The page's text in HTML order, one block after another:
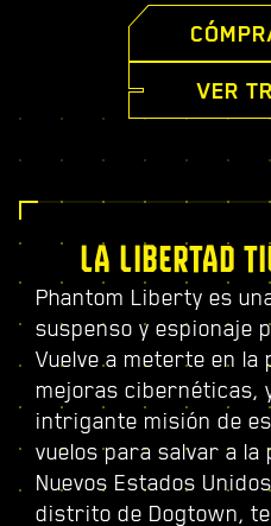
VER
LA LIBERTAD
Phantom Liberty es
suspenso y espionaje
Vuelve a meterte en la
mejoras cibernéticas,
intrigante misión de
vuelos para salvar a
Nuevos Estados
distrito de Dogtown,